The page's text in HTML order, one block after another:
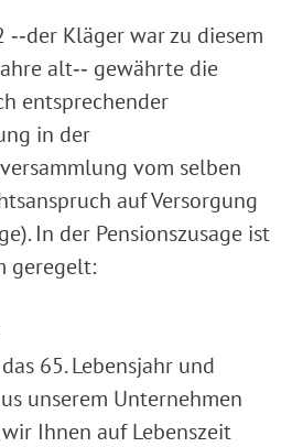
Kläger war zu diesem
alt‑‑ gewährte die
entsprechender
in der
vom selben
auf Versorgung
In der Pensionszusage ist
geregelt:
65. Lebensjahr und
unserem Unternehmen
Ihnen auf Lebenszeit